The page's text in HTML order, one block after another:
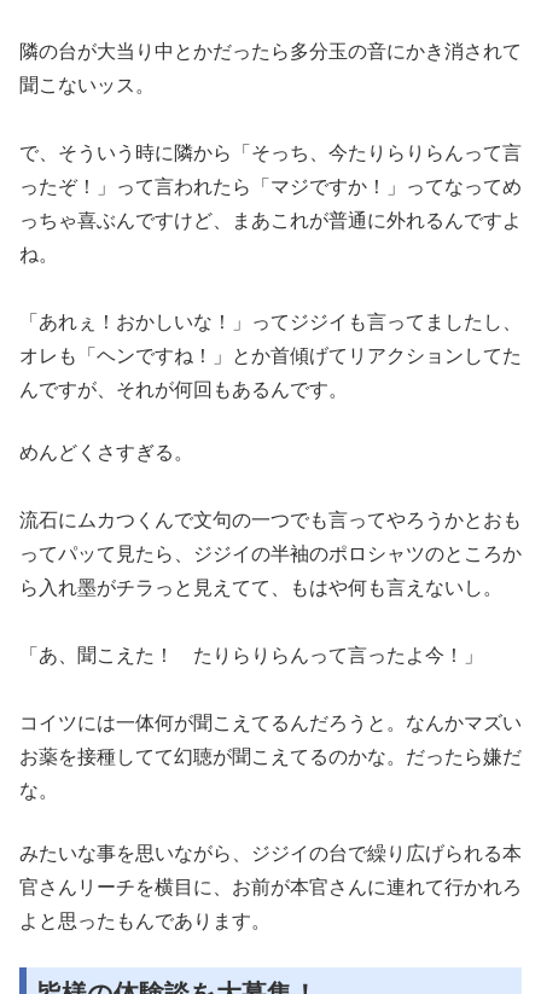
隣の台が大当り中とかだったら多分玉の音にかき消されて
聞こないッ ス。
で、そういう時に隣から「そっち、今たりらりらんって言
ったぞ！
」って言われたら「マジですか！」ってなってめ
っちゃ喜ぶんですけど、まあこれが普通に外れるんですよ
ね。
「あれぇ！おかしいな！」ってジジイも言ってましたし、
オレも「ヘンですね！」とか首傾げてリアクションしてた
んですが、それが何回もあるんです。
めんどくさすぎる。
流石にムカつくんで文句の一つでも言ってやろうかとおも
ってパッて見たら、ジジイの半袖のポロシャツのところか
ら入れ墨がチラっ と見えてて、もはや何も言えないし。
「あ、聞こえた！ たりらりらんって言ったよ今！」
コイツには一体何が聞こえてるんだろうと。なんかマズい
お薬を接種してて幻聴が聞こえてるのかな。だったら嫌だ
な。
みたいな事を思いながら、ジジイの台で繰り広げられる本
官さんリ ーチを横目に、お前が本官さんに連れて行かれろ
よと思ったもんであります。